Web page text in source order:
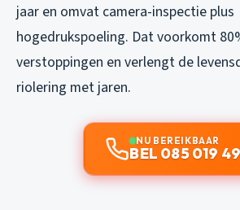
jaar en omvat camera-inspectie plus
hogedrukspoeling. Dat voorkomt
verstoppingen en verlengt de
riolering met jaren.
NU BEREIKBAAR
BEL 085 019